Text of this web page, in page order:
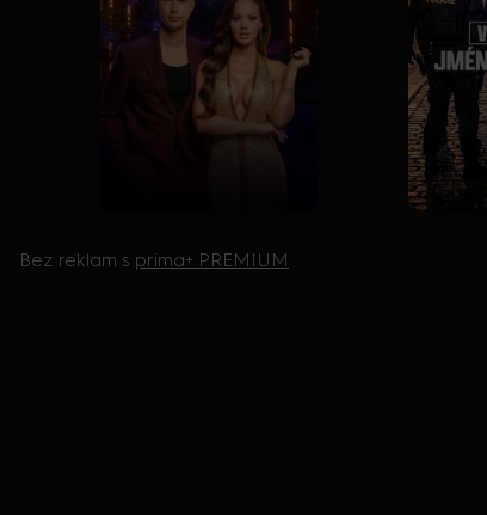
Bez reklam s prima+ PREMIUM